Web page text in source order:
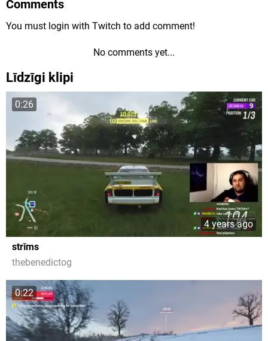
Comments
You must login with Twitch to add comment!
No comments yet...
Līdzīgi klipi
0:26
4 years ago
strīms
thebenedictog
0:22